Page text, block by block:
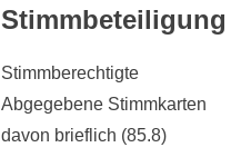
Stimmbeteiligung
Stimmberechtigte
Abgegebene Stimmkarten
davon brieflich (85.8)